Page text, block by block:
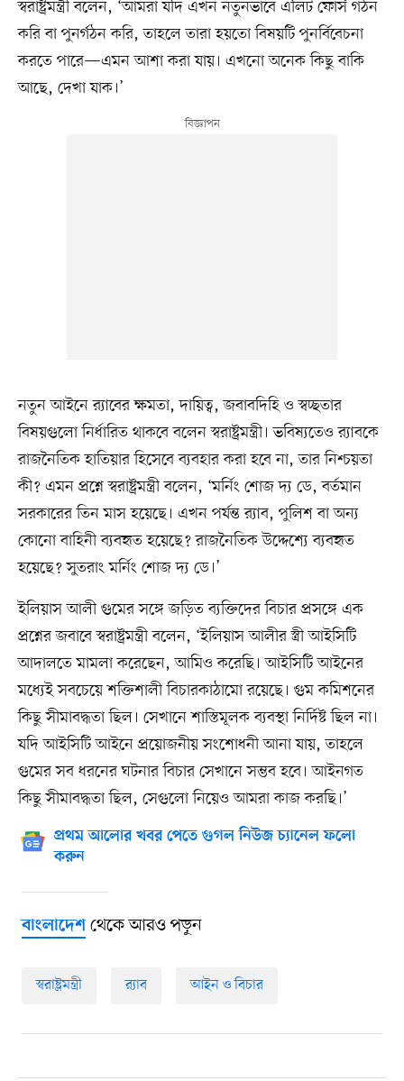
স্বরাষ্ট্রমন্ত্রী বলেন, ‘আমরা যদি এখন নতুনভাবে এলিট ফোর্স গঠন
করি বা পুনর্গঠন করি, তাহলে তারা হয়তো বিষয়টি পুনর্বিবেচনা
করতে পারে—এমন আশা করা যায়। এখনো অনেক কিছু বাকি
আছে, দেখা যাক।’
নতুন আইনে র‍্যাবের ক্ষমতা, দায়িত্ব, জবাবদিহি ও স্বচ্ছতার
বিষয়গুলো নির্ধারিত থাকবে বলেন স্বরাষ্ট্রমন্ত্রী। ভবিষ্যতেও র‍্যাবকে
রাজনৈতিক হাতিয়ার হিসেবে ব্যবহার করা হবে না, তার নিশ্চয়তা
কী? এমন প্রশ্নে স্বরাষ্ট্রমন্ত্রী বলেন, ‘মর্নিং শোজ দ্য ডে, বর্তমান
সরকারের তিন মাস হয়েছে। এখন পর্যন্ত র‍্যাব, পুলিশ বা অন্য
কোনো বাহিনী ব্যবহৃত হয়েছে? রাজনৈতিক উদ্দেশ্যে ব্যবহৃত
হয়েছে? সুতরাং মর্নিং শোজ দ্য ডে।’
ইলিয়াস আলী গুমের সঙ্গে জড়িত ব্যক্তিদের বিচার প্রসঙ্গে এক
প্রশ্নের জবাবে স্বরাষ্ট্রমন্ত্রী বলেন, ‘ইলিয়াস আলীর স্ত্রী আইসিটি
আদালতে মামলা করেছেন, আমিও করেছি। আইসিটি আইনের
মধ্যেই সবচেয়ে শক্তিশালী বিচারকাঠামো রয়েছে। গুম কমিশনের
কিছু সীমাবদ্ধতা ছিল। সেখানে শাস্তিমূলক ব্যবস্থা নির্দিষ্ট ছিল না।
যদি আইসিটি আইনে প্রয়োজনীয় সংশোধনী আনা যায়, তাহলে
গুমের সব ধরনের ঘটনার বিচার সেখানে সম্ভব হবে। আইনগত
কিছু সীমাবদ্ধতা ছিল, সেগুলো নিয়েও আমরা কাজ করছি।’
প্রথম আলোর খবর পেতে গুগল নিউজ চ্যানেল ফলো
করুন
বাংলাদেশথেকে আরও পড়ুন
স্বরাষ্ট্রমন্ত্রী র‍্যাব আইন ও বিচার